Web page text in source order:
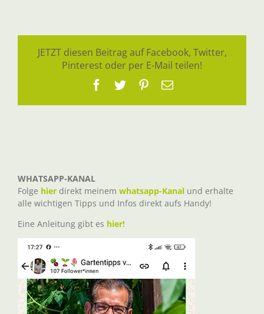
JETZT diesen Beitrag auf Facebook, Twitter,
Pinterest oder per E-Mail teilen!
Facebook
TwitterPinterest
E-
WHATSAPP-KANAL
Folge hier direkt meinem whatsapp-Kanal und erhalte
alle wichtigen Tipps und Infos direkt aufs Handy!
Eine Anleitung gibt es hier!